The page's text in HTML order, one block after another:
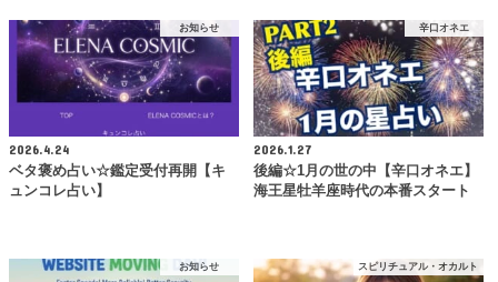
お知らせ
2026.4.24
ベタ褒め占い☆鑑定受付再開【キ
ュンコレ占い】
辛口オネエ
2026.1.27
後編☆1月の世の中【辛口オネエ】
海王星牡羊座時代の本番スタート
お知らせ スピリチュアル・オカルト